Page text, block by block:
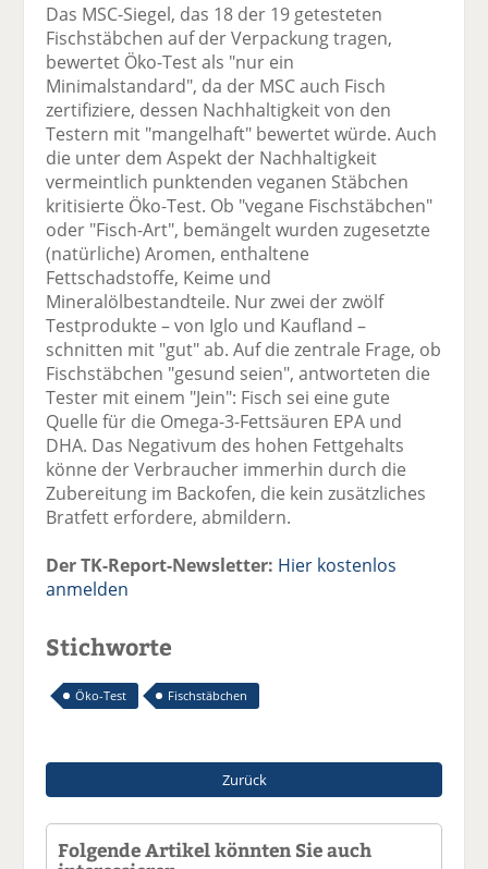
Das MSC-Siegel, das 18 der 19 getesteten
Fischstäbchen auf der Verpackung tragen,
bewertet Öko-Test als "nur ein
Minimalstandard", da der MSC auch Fisch
zertifiziere, dessen Nachhaltigkeit von den
Testern mit "mangelhaft" bewertet würde. Auch
die unter dem Aspekt der Nachhaltigkeit
vermeintlich punktenden veganen Stäbchen
kritisierte Öko-Test. Ob "vegane Fischstäbchen"
oder "Fisch-Art", bemängelt wurden zugesetzte
(natürliche) Aromen, enthaltene
Fettschadstoffe, Keime und
Mineralölbestandteile. Nur zwei der zwölf
Testprodukte – von Iglo und Kaufland –
schnitten mit "gut" ab. Auf die zentrale Frage, ob
Fischstäbchen "gesund seien", antworteten die
Tester mit einem "Jein": Fisch sei eine gute
Quelle für die Omega-3-Fettsäuren EPA und
DHA. Das Negativum des hohen Fettgehalts
könne der Verbraucher immerhin durch die
Zubereitung im Backofen, die kein zusätzliches
Bratfett erfordere, abmildern.
Der TK-Report-Newsletter: Hier kostenlos
anmelden
Stichworte
Öko-Test Fischstäbchen
Zurück
Folgende Artikel könnten Sie auch